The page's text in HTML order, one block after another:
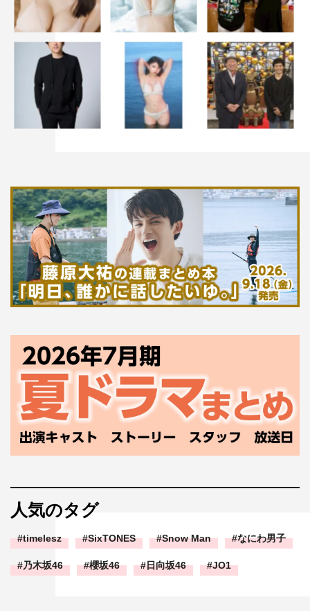
人気のタグ
timelesz SixTONES Snow Man なにわ男子
乃木坂46 櫻坂46 日向坂46 JO1